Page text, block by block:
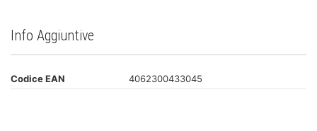
Info Aggiuntive
Codice EAN 4062300433045